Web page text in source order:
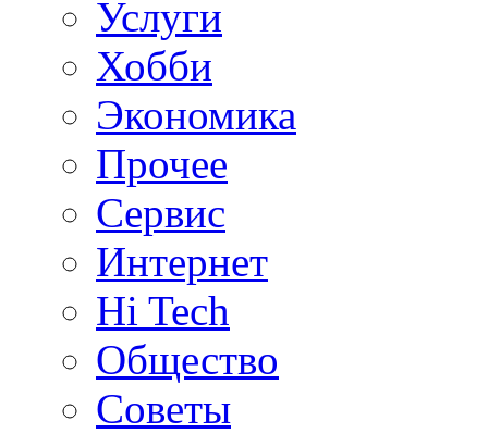
Услуги
Хобби
Экономика
Прочее
Сервис
Интернет
Hi Tech
Общество
Советы